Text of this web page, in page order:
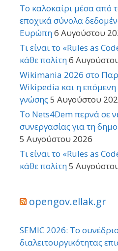
Το καλοκαίρι μέσα από
εποχικά σύνολα
Ευρώπη6 Αυγούστου
Τι είναι το «Rules as
κάθε πολίτη6
Wikimania 2026 στο
Wikipedia και η επόμενη
γνώσης 5 Αυγούστου
Το Nets4Dem περνά σε
συνεργασίας για τη
5 Αυγούστου 2026
Τι είναι το «Rules as
κάθε πολίτη5
opengov.ellak.gr
SEMIC 2026: Το
διαλειτουργικότητας